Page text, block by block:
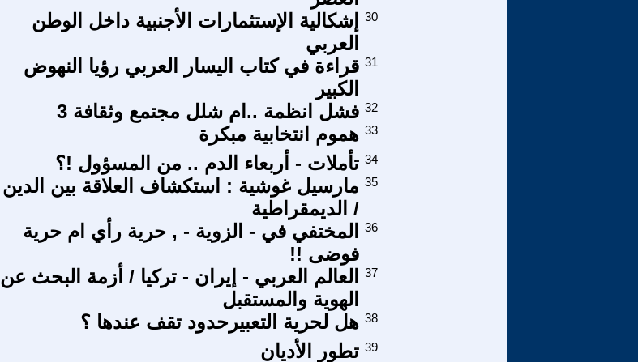
إشكالية الإستثمارات الأجنبية داخل الوطن
العربي
30
قراءة في كتاب اليسار العربي رؤيا النهوض
الكبير
31
فشل انظمة ..ام شلل مجتمع وثقافة 3 32
هموم انتخابية مبكرة 33
تأملات - أربعاء الدم .. من المسؤول !؟ 34
مارسيل غوشية : استكشاف العلاقة بين الدين
/ الديمقراطية
35
المختفي في - الزوية - , حرية رأي ام حرية
فوضى !!
36
العالم العربي - إيران - تركيا / أزمة البحث عن
الهوية والمستقبل
37
هل لحرية التعبيرحدود تقف عندها ؟ 38
تطور الأديان 39